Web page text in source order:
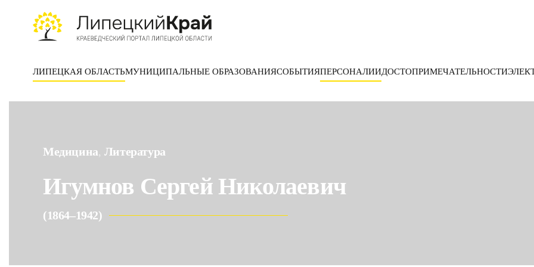
Skip to main content
ЛИПЕЦКАЯ ОБЛАСТЬМУНИЦИПАЛЬНЫЕ ОБРАЗОВАНИЯСОБЫТИЯПЕРСОНАЛИИДОСТОПРИМЕЧАТЕЛЬНОСТИ
Медицина, Литература
Игумнов Сергей Николаевич
(1864–1942)